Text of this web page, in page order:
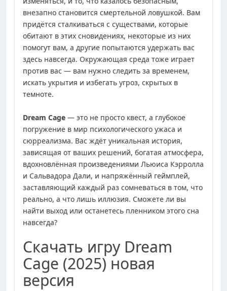
внезапно становится смертельной ловушкой. Вам
придётся сталкиваться с существами, которые
обитают в этих сновидениях, некоторые из них
помогут вам, а другие попытаются удержать вас
здесь навсегда. Окружающая среда тоже играет
против вас — вам нужно следить за временем,
искать укрытия и избегать угроз, скрытых в
темноте.
Dream Cage — это не просто квест, а глубокое
погружение в мир психологического ужаса и
сюрреализма. Вас ждёт уникальная история,
зависящая от ваших решений, богатая атмосфера,
вдохновлённая произведениями Льюиса Кэрролла
и Сальвадора Дали, и напряжённый геймплей,
заставляющий каждый раз сомневаться в том, что
реально, а что лишь иллюзия. Сможете ли вы
найти выход или останетесь пленником этого сна
навсегда?
Скачать игру Dream
Cage (2025) новая
версия